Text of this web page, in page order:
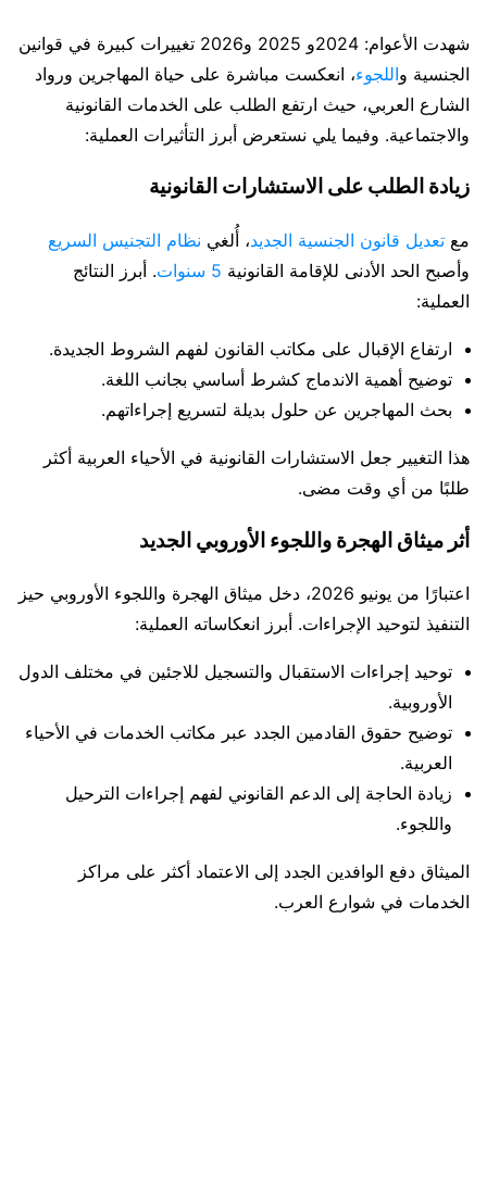
شهدت الأعوام: 2024و 2025 و2026 تغييرات كبيرة في قوانين
الجنسية واللجوء، انعكست مباشرة على حياة المهاجرين ورواد
الشارع العربي، حيث ارتفع الطلب على الخدمات القانونية
والاجتماعية. وفيما يلي نستعرض أبرز التأثيرات العملية:
زيادة الطلب على الاستشارات القانونية
مع تعديل قانون الجنسية الجديد، أُلغي نظام التجنيس السريع
وأصبح الحد الأدنى للإقامة القانونية 5 سنوات
. أبرز النتائج
العملية:
ارتفاع الإقبال على مكاتب القانون لفهم الشروط الجديدة.
توضيح أهمية الاندماج كشرط أساسي بجانب اللغة.
بحث المهاجرين عن حلول بديلة لتسريع إجراءاتهم.
هذا التغيير جعل الاستشارات القانونية في الأحياء العربية أكثر
طلبًا من أي وقت مضى.
أثر ميثاق الهجرة واللجوء الأوروبي الجديد
اعتبارًا من يونيو 2026، دخل ميثاق الهجرة واللجوء الأوروبي حيز
التنفيذ لتوحيد الإجراءات. أبرز انعكاساته العملية:
توحيد إجراءات الاستقبال والتسجيل للاجئين في مختلف الدول
الأوروبية.
توضيح حقوق القادمين الجدد عبر مكاتب الخدمات في الأحياء
العربية.
زيادة الحاجة إلى الدعم القانوني لفهم إجراءات الترحيل
واللجوء.
الميثاق دفع الوافدين الجدد إلى الاعتماد أكثر على مراكز
الخدمات في شوارع العرب.